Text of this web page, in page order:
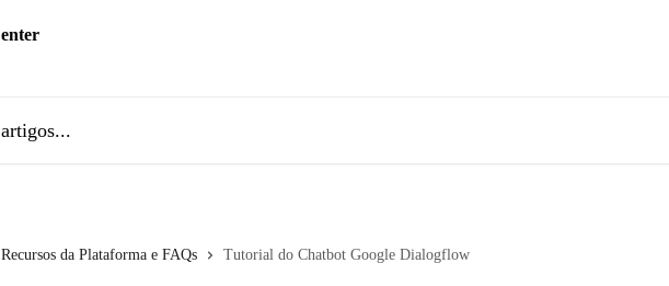
Recursos da Plataforma e FAQs Tutorial do Chatbot Google Dialogflow